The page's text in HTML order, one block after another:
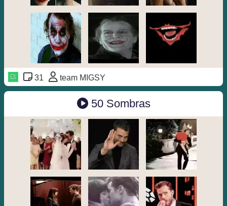
31 team MIGSY
50 Sombras